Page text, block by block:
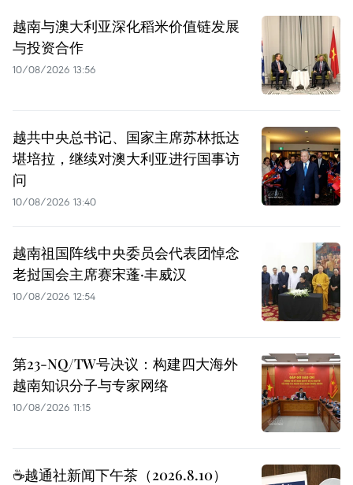
越南与澳大利亚深化稻米价值链发展
与投资合作
10/08/2026 13:56
越共中央总书记、国家主席苏林抵达
堪培拉，继续对澳大利亚进行国事访
问
10/08/2026 13:40
越南祖国阵线中央委员会代表团悼念
老挝国会主席赛宋蓬·丰威汉
10/08/2026 12:54
第23-NQ/TW号决议：构建四大海外
越南知识分子与专家网络
10/08/2026 11:15
☕️越通社新闻下午茶（2026.8.10）